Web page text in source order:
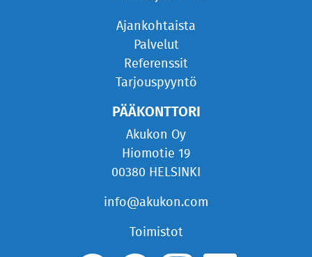
Ajankohtaista
Palvelut
Referenssit
Tarjouspyyntö
PÄÄKONTTORI
Akukon Oy
Hiomotie 19
00380 HELSINKI
info@akukon.com
Toimistot